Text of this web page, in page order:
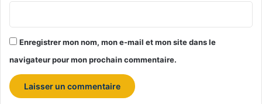
Enregistrer mon nom, mon e-mail et mon site dans le
navigateur pour mon prochain commentaire.